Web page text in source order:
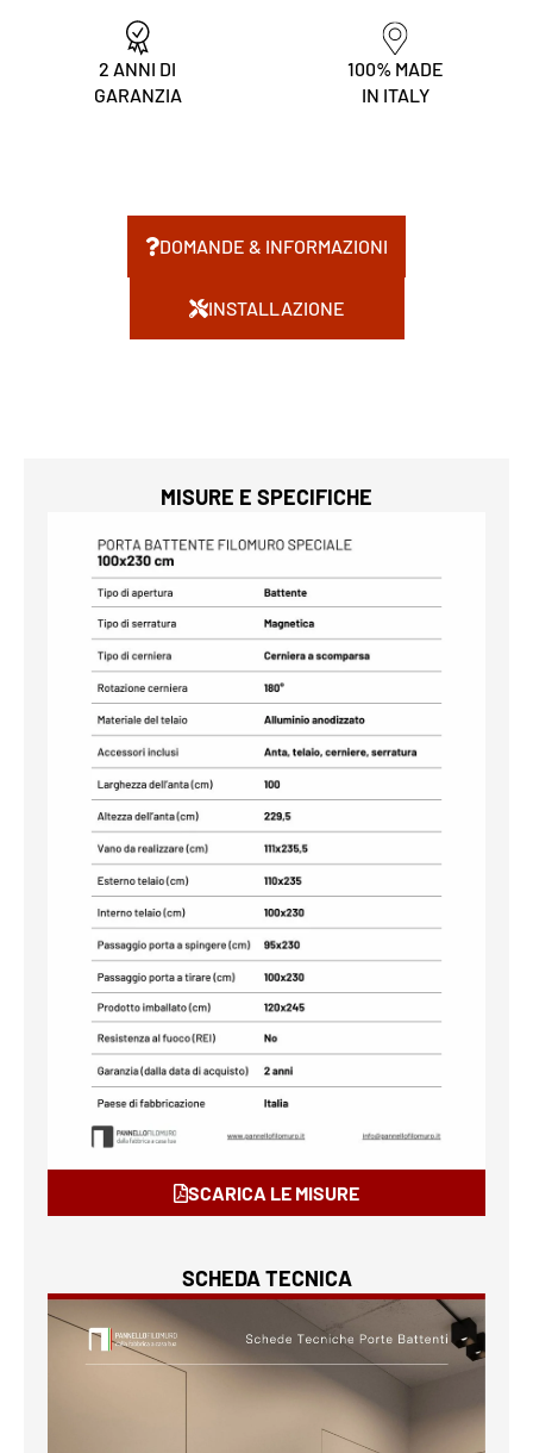
2 ANNI DI
GARANZIA
100% MADE
IN ITALY
DOMANDE & INFORMAZIONI
INSTALLAZIONE
MISURE E SPECIFICHE
SCARICA LE MISURE
SCHEDA TECNICA